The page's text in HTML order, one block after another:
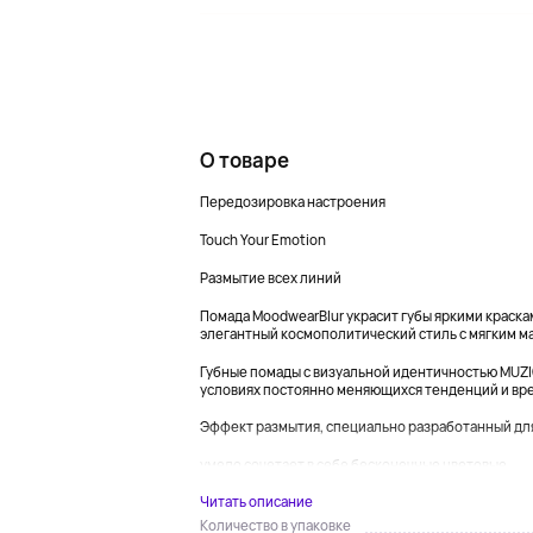
О товаре
Передозировка настроения
Touch Your Emotion
Размытие всех линий
Помада MoodwearBlur украсит губы яркими
элегантный космополитический стиль с мягким
Губные помады с визуальной идентичностью
условиях постоянно меняющихся тенденций и
Эффект размытия, специально разработанный
умело сочетает в себе бесконечные цветовые...
Читать описание
Количество в упаковке